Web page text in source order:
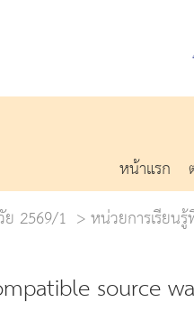
หน้าแรก
2569/1 หน่วยการเรียน
source